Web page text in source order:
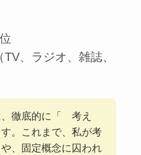
、ラジオ、雑誌、
、徹底的に「 考え
。これまで、私が考
、固定概念に囚われ